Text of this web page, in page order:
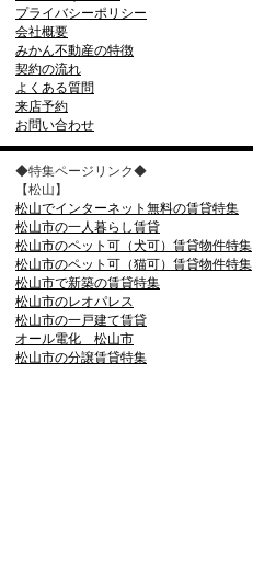
プライバシーポリシー
会社概要
みかん不動産の特徴
契約の流れ
よくある質問
来店予約
お問い合わせ
◆特集ページリンク◆
【松山】
松山でインターネット無料の賃貸特集
松山市の一人暮らし賃貸
松山市のペット可（犬可）賃貸物件特集
松山市のペット可（猫可）賃貸物件特集
松山市で新築の賃貸特集
松山市のレオパレス
松山市の一戸建て賃貸
オール電化 松山市
松山市の分譲賃貸特集